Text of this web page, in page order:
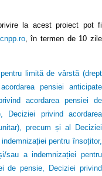
la acest proiect pot fi
, în termen de 10 zile
limită de vârstă (drept
pensiei anticipate
acordarea pensiei de
Deciziei privind acordarea
precum și al Deciziei
pentru însoțitor,
sau a indemnizației pentru
de pensie, Deciziei privind